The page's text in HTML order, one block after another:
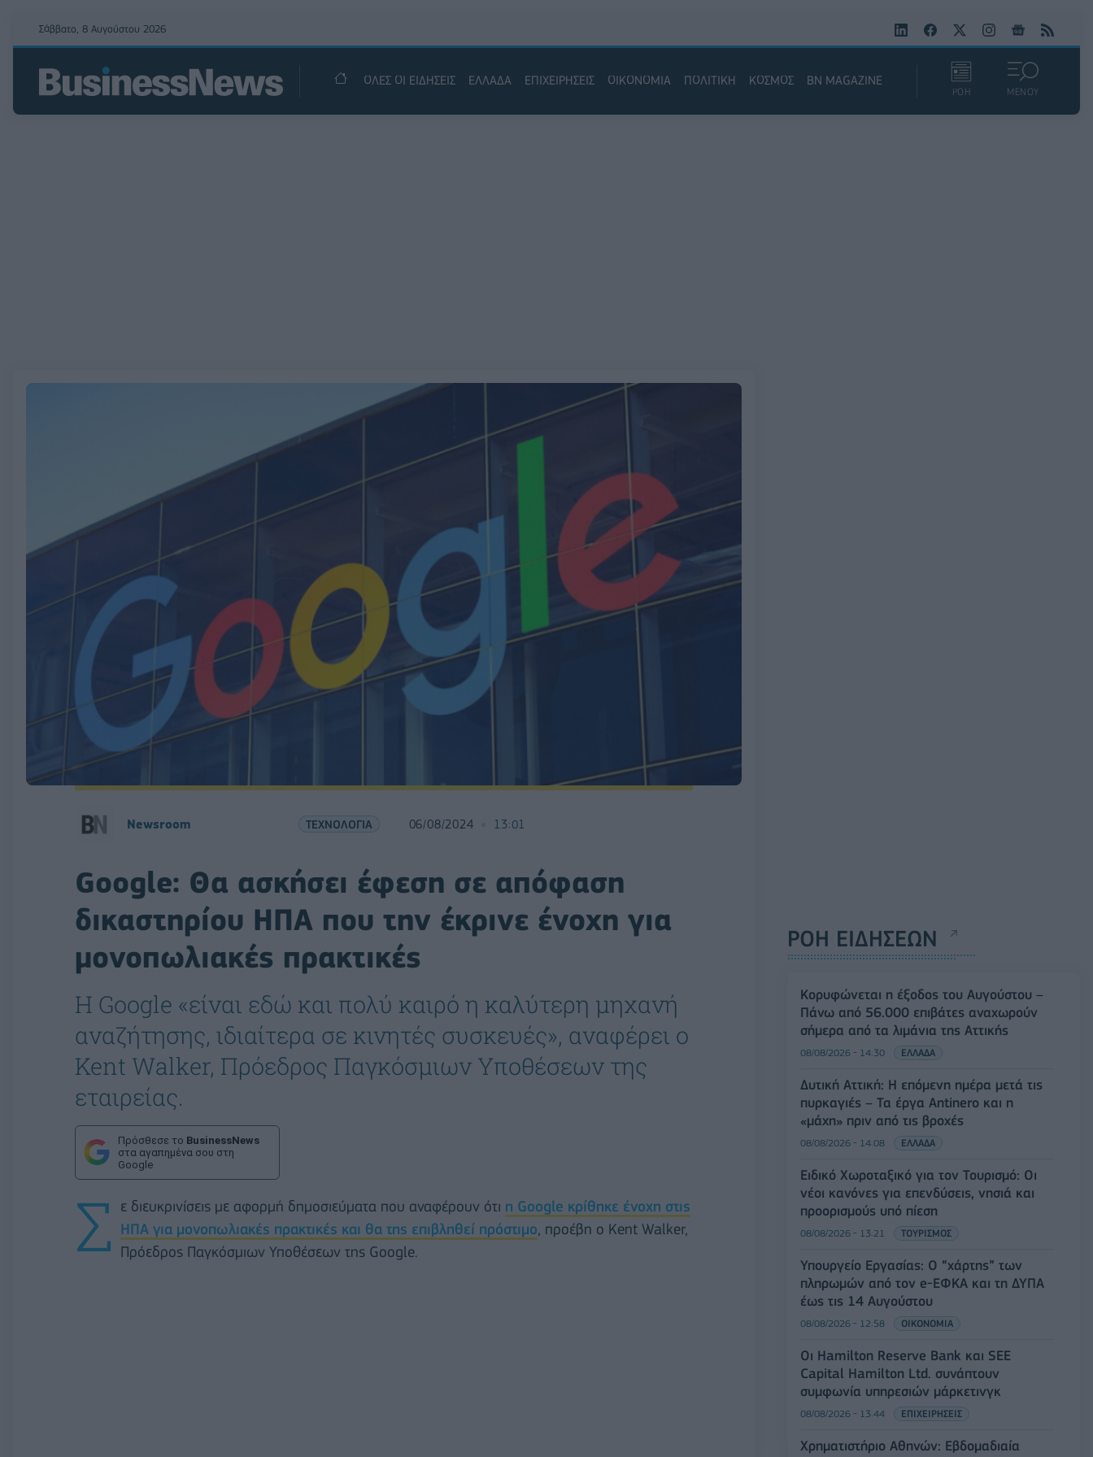
Σάββατο, 8 Αυγούστου 2026
ΟΛΕΣ ΟΙ ΕΙΔΗΣΕΙΣ ΕΛΛΑΔΑ ΕΠΙΧΕΙΡΗΣΕΙΣ ΟΙΚΟΝΟΜΙΑ ΠΟΛΙΤΙΚΗ ΚΟΣΜΟΣ BN MAGAZINE
ΡΟΗ ΜΕΝΟΥ
Newsroom ΤΕΧΝΟΛΟΓΙΑ 06/08/2024 13:01
Google: Θα ασκήσει έφεση σε απόφαση
δικαστηρίου ΗΠΑ που την έκρινε ένοχη για
μονοπωλιακές πρακτικές
Η Google «είναι εδώ και πολύ καιρό η καλύτερη μηχανή
αναζήτησης, ιδιαίτερα σε κινητές συσκευές», αναφέρει ο
Kent Walker, Πρόεδρος Παγκόσμιων Υποθέσεων της
εταιρείας.
Πρόσθεσε το BusinessNews
στα αγαπημένα σου στη
Google
Σ ε διευκρινίσεις με αφορμή δημοσιεύματα που αναφέρουν ότι η Google κρίθηκε ένοχη στις
ΗΠΑ για μονοπωλιακές πρακτικές και θα της επιβληθεί πρόστιμο , προέβη ο Kent Walker,
Πρόεδρος Παγκόσμιων Υποθέσεων της Google.
ΡΟΗ ΕΙΔΗΣΕΩΝ
Κορυφώνεται η έξοδος του Αυγούστου –
Πάνω από 56.000 επιβάτες αναχωρούν
σήμερα από τα λιμάνια της Αττικής
08/08/2026 - 14:30 ΕΛΛΑΔΑ
Δυτική Αττική: Η επόμενη ημέρα μετά τις
πυρκαγιές – Τα έργα Antinero και η
«μάχη» πριν από τις βροχές
08/08/2026 - 14:08 ΕΛΛΑΔΑ
Ειδικό Χωροταξικό για τον Τουρισμό: Οι
νέοι κανόνες για επενδύσεις, νησιά και
προορισμούς υπό πίεση
08/08/2026 - 13:21 ΤΟΥΡΙΣΜΟΣ
Υπουργείο Εργασίας: Ο “χάρτης” των
πληρωμών από τον e-ΕΦΚΑ και τη ΔΥΠΑ
έως τις 14 Αυγούστου
08/08/2026 - 12:58 ΟΙΚΟΝΟΜΙΑ
Οι Hamilton Reserve Bank και SEE
Capital Hamilton Ltd. συνάπτουν
συμφωνία υπηρεσιών μάρκετινγκ
08/08/2026 - 13:44 ΕΠΙΧΕΙΡΗΣΕΙΣ
Χρηματιστήριο Αθηνών: Εβδομαδιαία